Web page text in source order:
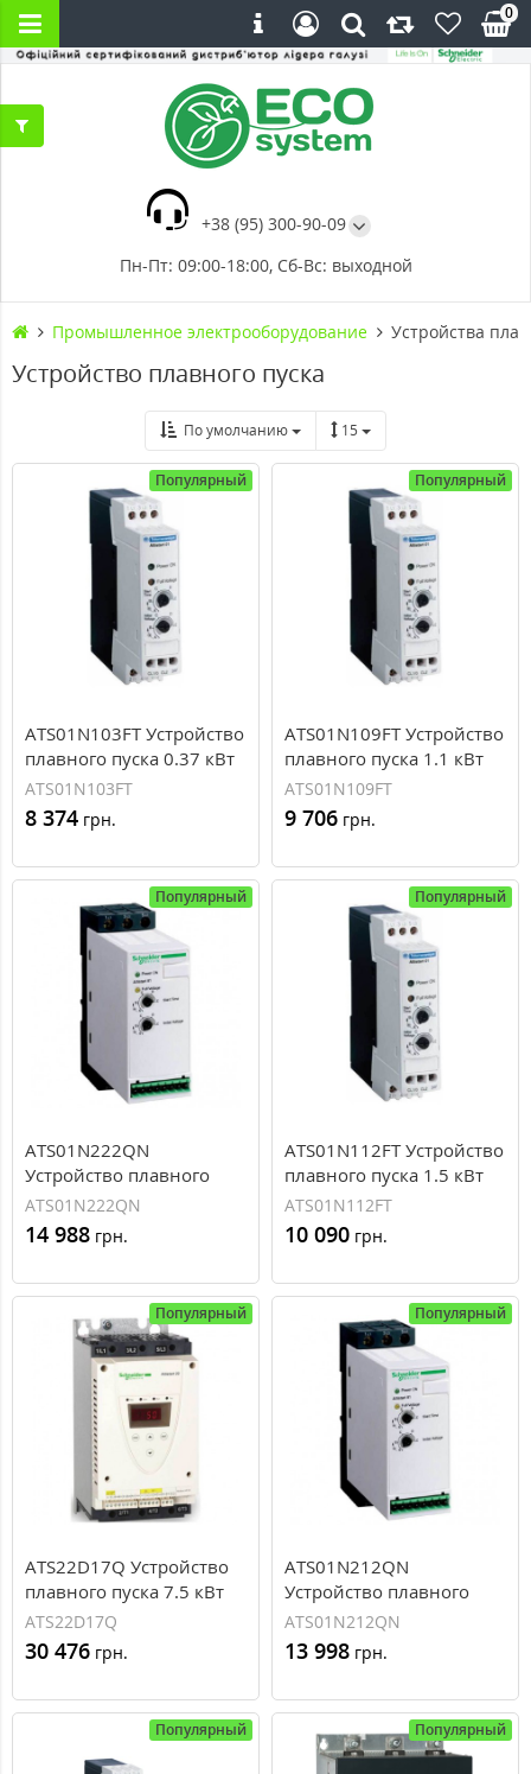
+38 (95) 300-90-09
Пн-Пт: 09:00-18:00, Сб-Вс: выходной
0
Промышленное электрооборудование Устройства
Устройство плавного пуска
По умолчанию 15
Популярный
ATS01N103FT Устройство
плавного пуска 0.37 кВт
Schneider Electric ATS01
ATS01N103FT
8 374 грн.
Популярный
ATS01N109FT Устройство
плавного пуска 1.1 кВт
Schneider Electric ATS01
ATS01N109FT
9 706 грн.
Популярный
ATS01N222QN
Устройство плавного
пуска 7.5/11 кВт
Schneider Electric ATS01
ATS01N222QN
14 988 грн.
Популярный
ATS01N112FT Устройство
плавного пуска 1.5 кВт
Schneider Electric ATS01
ATS01N112FT
10 090 грн.
Популярный
ATS22D17Q Устройство
плавного пуска 7.5 кВт
Schneider Electric ATS22
ATS22D17Q
30 476 грн.
Популярный
ATS01N212QN
Устройство плавного
пуска 5.5 кВт Schneider
Electric ATS01
ATS01N212QN
13 998 грн.
Популярный Популярный